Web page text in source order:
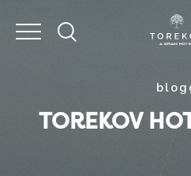
TOREKOV